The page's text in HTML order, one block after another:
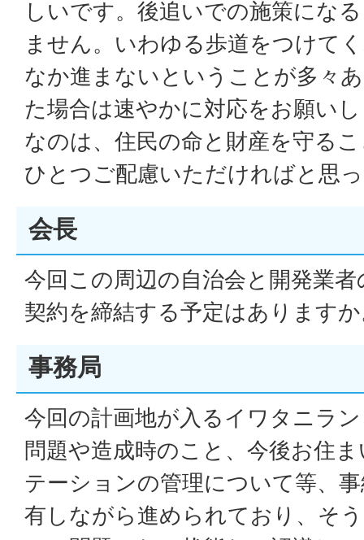
しいです。後追いでの施策にな
ません。いわゆる歩道をつけて
なか進まないということが多々
た場合は速やかに対応をお願い
なのは、住民の命と財産を守る
ひとつご配慮いただければと思
会長
今回この周辺の自治会と開発業
契約を締結する予定はあります
事務局
今回の計画地が入るイワタニラ
問題や造成時のこと、今後お住
テーションの管理について等、
有しながら進められており、そ